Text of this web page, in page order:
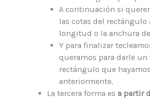
A continuación si
las cotas del rectángulo
longitud o la anchura
Y para finalizar
queramos para darle un
rectángulo que
anteriormente.
La tercera forma es a partir